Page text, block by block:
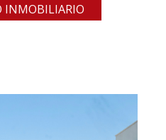
INMOBILIARIO